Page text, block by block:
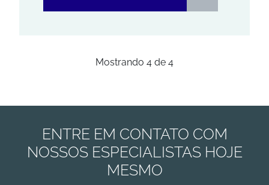
Mostrando 4 de 4
ENTRE EM CONTATO COM
NOSSOS ESPECIALISTAS HOJE
MESMO